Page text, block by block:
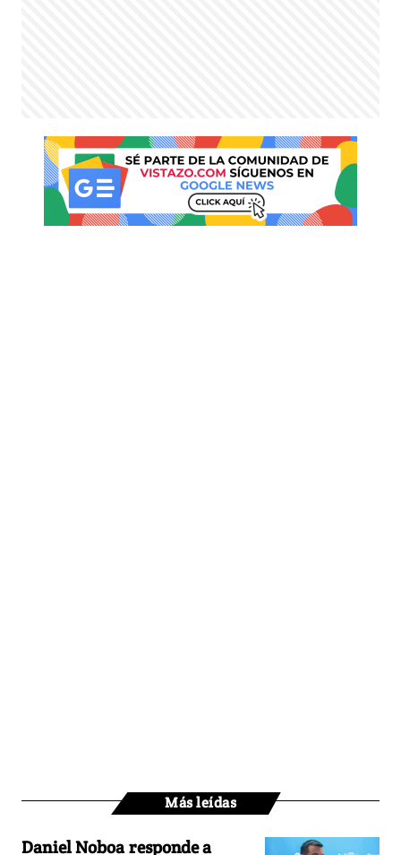
Más leídas
Daniel Noboa responde a